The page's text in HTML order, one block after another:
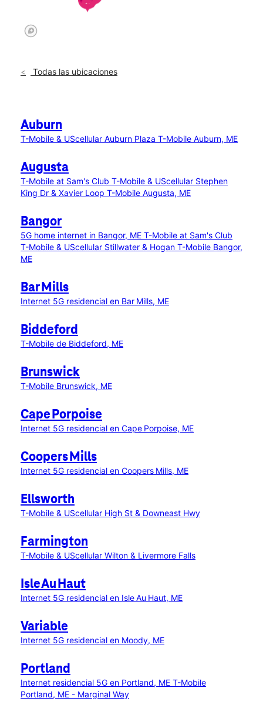
Todas las ubicaciones
Auburn
T-Mobile & UScellular Auburn Plaza T-Mobile Auburn, ME
Augusta
T-Mobile at Sam's Club T-Mobile & UScellular Stephen
King Dr & Xavier Loop T-Mobile Augusta, ME
Bangor
5G home internet in Bangor, ME T-Mobile at Sam's Club
T-Mobile & UScellular Stillwater & Hogan T-Mobile Bangor,
ME
Bar Mills
Internet 5G residencial en Bar Mills, ME
Biddeford
T-Mobile de Biddeford, ME
Brunswick
T-Mobile Brunswick, ME
Cape Porpoise
Internet 5G residencial en Cape Porpoise, ME
Coopers Mills
Internet 5G residencial en Coopers Mills, ME
Ellsworth
T-Mobile & UScellular High St & Downeast Hwy
Farmington
T-Mobile & UScellular Wilton & Livermore Falls
Isle Au Haut
Internet 5G residencial en Isle Au Haut, ME
Variable
Internet 5G residencial en Moody, ME
Portland
Internet residencial 5G en Portland, ME T-Mobile
Portland, ME - Marginal Way